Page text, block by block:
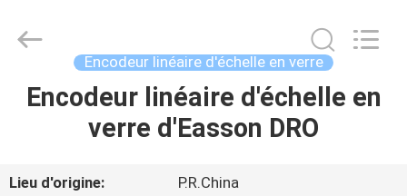
MAISON
Technology
Reserved.
Encodeur linéaire d'échelle en verre
Encodeur linéaire d'échelle en
verre d'Easson DRO
Lieu d'origine:
P.R.China